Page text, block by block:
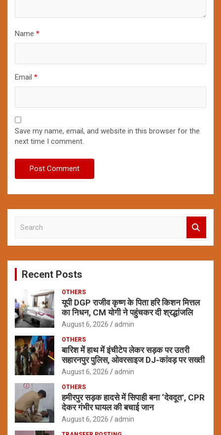
Name *
Email *
Save my name, email, and website in this browser for the
next time I comment.
c
Recent Posts
OTHERS
यूपी DGP राजीव कृष्ण के पिता हरि किशन मित्तल
का निधन, CM योगी ने पहुंचकर दी श्रद्धांजलि
August 6, 2026 admin
OTHERS
बारिश में हाथ में इंचीटेप लेकर सड़क पर उतरी
सहारनपुर पुलिस, ओवरसाइज DJ-कांवड़ पर सख्ती
August 6, 2026 admin
OTHERS
हमीरपुर सड़क हादसे में सिपाही बना ‘देवदूत’, CPR
देकर गंभीर घायल की बचाई जान
August 6, 2026 admin